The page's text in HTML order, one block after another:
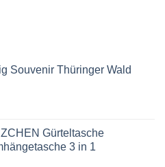
Souvenir Thüringer Wald
Gürteltasche
3 in 1